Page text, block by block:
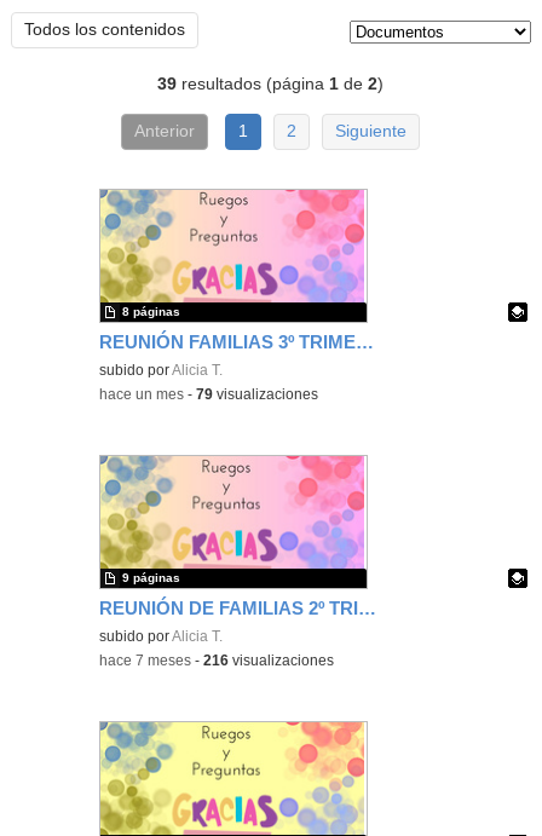
Todos los contenidos
39 resultados (página1 de2)
Anterior 1 2 Siguiente
REUNIÓN FAMILIAS 3º TRIMESTRE
Contenido educativo.
subido porAlicia T.
8 páginas
-hace un mes -79 visualizaciones
REUNIÓN DE FAMILIAS 2º TRIMESTRE
Contenido educativo.
subido porAlicia T.
9 páginas
-hace 7 meses -216 visualizaciones